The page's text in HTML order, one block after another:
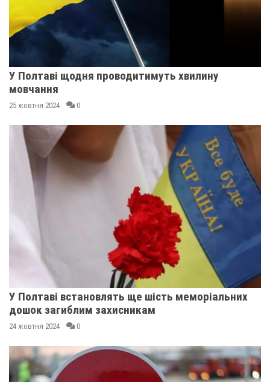
У Полтаві щодня проводитимуть хвилину
мовчання
25 жовтня 2024 0
У Полтаві встановлять ще шість меморіальних
дошок загиблим захисникам
24 жовтня 2024 0